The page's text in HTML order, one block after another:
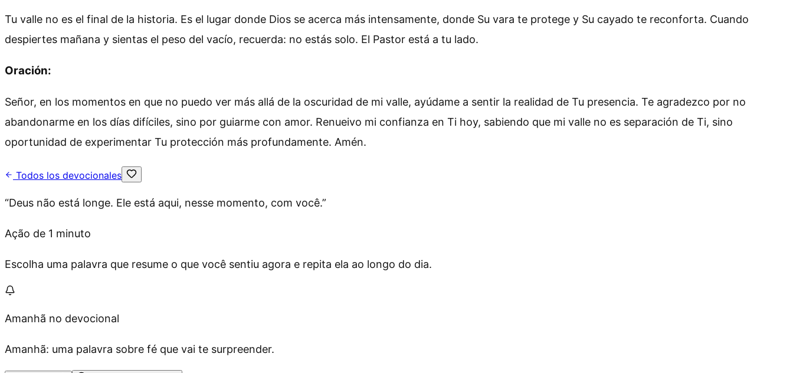
Tu valle no es el final de la historia. Es el lugar donde Dios se acerca más intensamente, donde Su vara te protege y Su cayado te reconforta. Cuando
despiertes mañana y sientas el peso del vacío, recuerda: no estás solo. El Pastor está a tu lado.
Oración:
Señor, en los momentos en que no puedo ver más allá de la oscuridad de mi valle, ayúdame a sentir la realidad de Tu presencia. Te agradezco por no
abandonarme en los días difíciles, sino por guiarme con amor. Renueivo mi confianza en Ti hoy, sabiendo que mi valle no es separación de Ti, sino
oportunidad de experimentar Tu protección más profundamente. Amén.
Todos los devocionales
“Deus não está longe. Ele está aqui, nesse momento, com você.”
Ação de 1 minuto
Escolha uma palavra que resume o que você sentiu agora e repita ela ao longo do dia.
Amanhã no devocional
Amanhã: uma palavra sobre fé que vai te surpreender.